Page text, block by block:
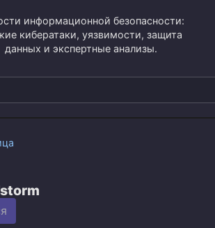
информационной безопасности:
кибератаки, уязвимости, защита
данных и экспертные анализы.